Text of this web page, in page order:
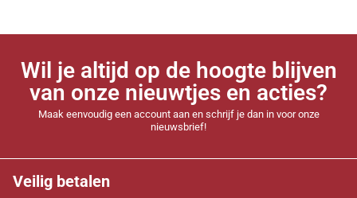
Wil je altijd op de hoogte blijven
van onze nieuwtjes en acties?
Maak eenvoudig een account aan en schrijf je dan in voor onze
nieuwsbrief!
Veilig betalen